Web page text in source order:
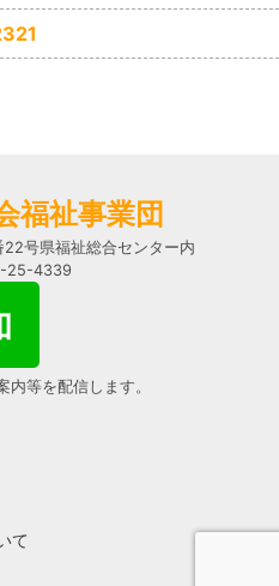
福祉事業団
号県福祉総合センター内
25-4339
等を配信します。
て